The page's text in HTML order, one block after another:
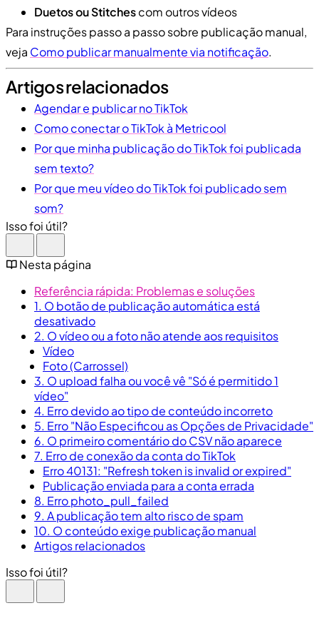
Duetos ou Stitchescom outros vídeos
Para instruções passo a passo sobre publicação manual,
veja Como publicar manualmente via notificação.
Artigos relacionados
Agendar e publicar no TikTok
Como conectar o TikTok à Metricool
Por que minha publicação do TikTok foi publicada
sem texto?
Por que meu vídeo do TikTok foi publicado sem
som?
Isso foi útil?
Nesta página
Referência rápida: Problemas e soluções
1. O botão de publicação automática está
desativado
2. O vídeo ou a foto não atende aos requisitos
Vídeo
Foto (Carrossel)
3. O upload falha ou você vê "Só é permitido 1
vídeo"
4. Erro devido ao tipo de conteúdo incorreto
5. Erro "Não Especificou as Opções de Privacidade"
6. O primeiro comentário do CSV não aparece
7. Erro de conexão da conta do TikTok
Erro 40131: "Refresh token is invalid or expired"
Publicação enviada para a conta errada
8. Erro photo_pull_failed
9. A publicação tem alto risco de spam
10. O conteúdo exige publicação manual
Artigos relacionados
Isso foi útil?